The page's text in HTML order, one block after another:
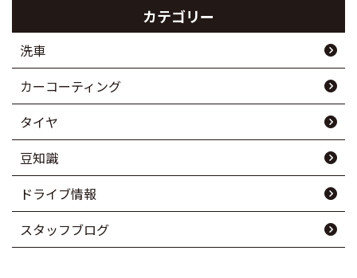
カテゴリー
洗車
カーコーティング
タイヤ
豆知識
ドライブ情報
スタッフブログ